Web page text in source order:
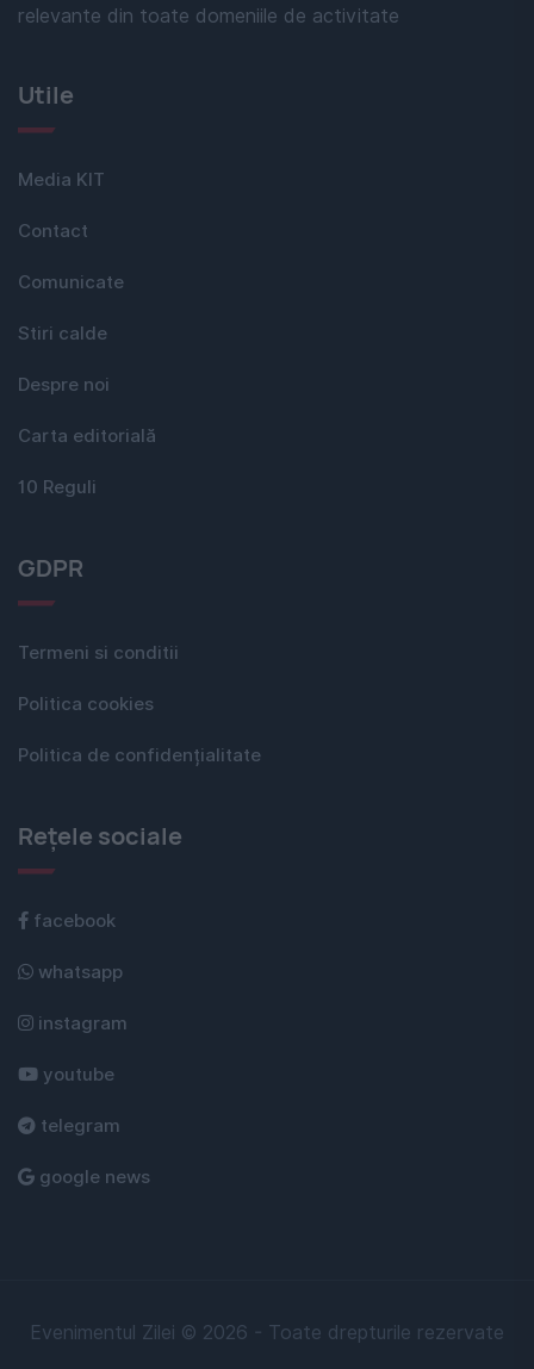
relevante din toate domeniile de activitate
Utile
Media KIT
Contact
Comunicate
Stiri calde
Despre noi
Carta editorială
10 Reguli
GDPR
Termeni si conditii
Politica cookies
Politica de confidențialitate
Rețele sociale
facebook
whatsapp
instagram
youtube
telegram
google news
Evenimentul Zilei © 2026 - Toate drepturile rezervate